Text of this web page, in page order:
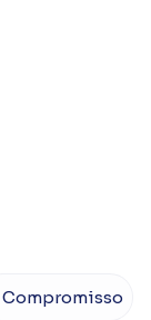
Compromisso